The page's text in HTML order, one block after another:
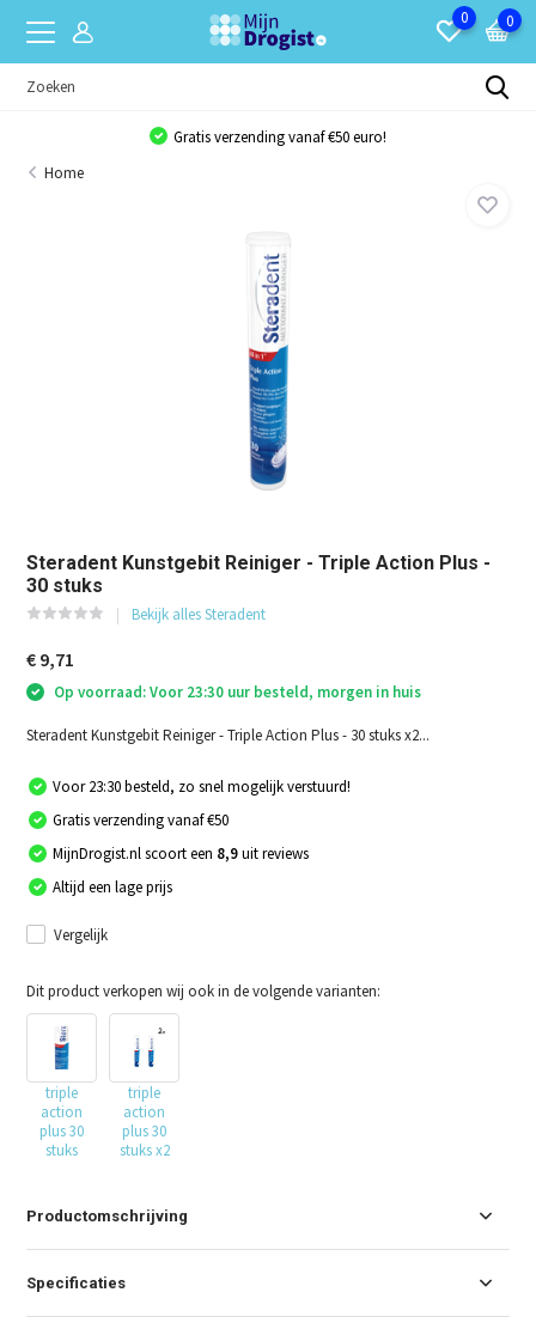
0 0
Gratis verzending vanaf €50 euro!
Home
Steradent Kunstgebit Reiniger - Triple Action Plus -
30 stuks
Bekijk alles Steradent
€ 9,71
Op voorraad: Voor 23:30 uur besteld, morgen in huis
Steradent Kunstgebit Reiniger - Triple Action Plus - 30 stuks x2...
Voor 23:30 besteld, zo snel mogelijk verstuurd!
Gratis verzending vanaf €50
MijnDrogist.nl scoort een 8,9uit reviews
Altijd een lage prijs
Vergelijk
Dit product verkopen wij ook in de volgende varianten:
triple
action
plus 30
stuks
triple
action
plus 30
stuks x2
Productomschrijving
Specificaties